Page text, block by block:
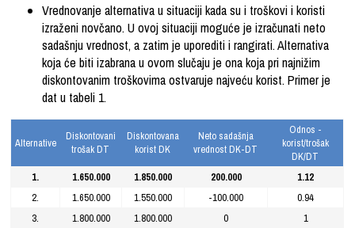
Vrednovanje alternativa u situaciji kada su i troškovi i koristi
izraženi novčano. U ovoj situaciji moguće je izračunati neto
sadašnju vrednost, a zatim je uporediti i rangirati. Alternativa
koja će biti izabrana u ovom slučaju je ona koja pri najnižim
diskontovanim troškovima ostvaruje najveću korist. Primer je
dat u tabeli 1.
Alternative
Diskontovani
trošak DT
Diskontovana
korist DK
Neto sadašnja
vrednost DK-DT
Odnos -
korist/trošak
DK/DT
1.
1.650.000 1.850.000 200.000
1.12
2.
1.650.000 1.550.000 -100.000
0.94
3.
1.800.000 1.800.000 0
1